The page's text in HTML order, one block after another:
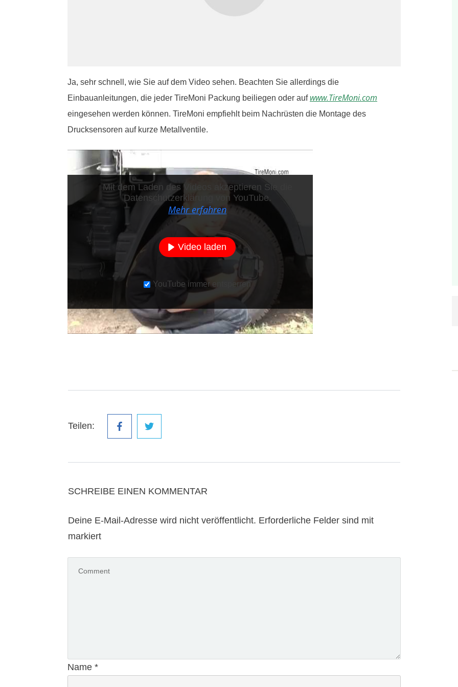
Ja, sehr schnell, wie Sie auf dem Video sehen. Beachten Sie allerdings die
Einbauanleitungen, die jeder TireMoni Packung beiliegen oder auf www.TireMoni.com
eingesehen werden können. TireMoni empfiehlt beim Nachrüsten die Montage des
Drucksensoren auf kurze Metallventile.
Mit dem Laden des Videos akzeptieren Sie die
Datenschutzerklärung von YouTube.
Mehr erfahren
Video laden
YouTube immer entsperren
Teilen:
SCHREIBE EINEN KOMMENTAR
Deine E-Mail-Adresse wird nicht veröffentlicht. Erforderliche Felder sind mit
markiert
Name *